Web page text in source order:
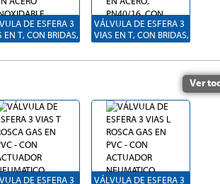
DE ESFERA 3
EN T, CON BRIDAS,
PN40/16
VÁLVULA DE ESFERA 3
VIAS EN T, CON BRIDAS,
PN40/16, CON
Ver
DE ESFERA 3 VÁLVULA DE ESFERA 3